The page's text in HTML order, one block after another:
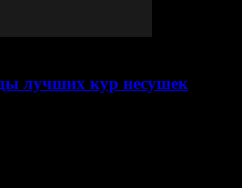
лучших кур несушек